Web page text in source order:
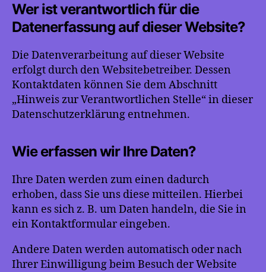
Wer ist verantwortlich für die
Datenerfassung auf dieser Website?
Die Datenverarbeitung auf dieser Website
erfolgt durch den Websitebetreiber. Dessen
Kontaktdaten können Sie dem Abschnitt
„Hinweis zur Verantwortlichen Stelle“ in dieser
Datenschutzerklärung entnehmen.
Wie erfassen wir Ihre Daten?
Ihre Daten werden zum einen dadurch
erhoben, dass Sie uns diese mitteilen. Hierbei
kann es sich z. B. um Daten handeln, die Sie in
ein Kontaktformular eingeben.
Andere Daten werden automatisch oder nach
Ihrer Einwilligung beim Besuch der Website